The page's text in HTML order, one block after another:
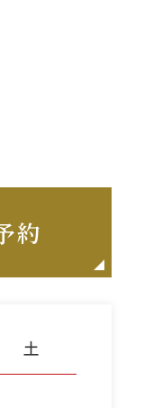
約